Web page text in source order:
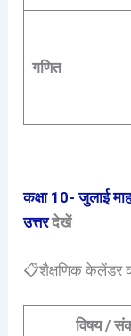
गणित
कक्षा 10- जुलाई
उत्तरदेखें
📋शैक्षणिक केलेंडर
विषय /